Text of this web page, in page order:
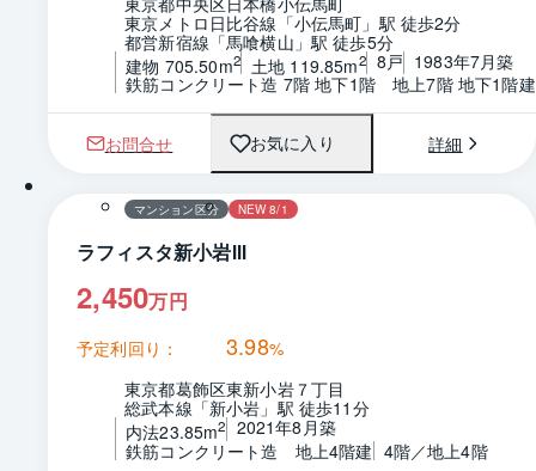
東京メトロ日比谷線「小伝馬町」駅 徒歩2分
都営新宿線「馬喰横山」駅 徒歩5分
建物 705.50m2 土地 119.85m2 8戸 1983年7月築
鉄筋コンクリート造 7階 地下1階　地上7階 地下1階建
お問合せ お気に入り 詳細
1 / 0 間取り
マンション区分 NEW 8/1
ラフィスタ新小岩Ⅲ
2,450万円
予定利回り： 3.98%
東京都葛飾区東新小岩７丁目
総武本線「新小岩」駅 徒歩11分
内法23.85m2
2021年8月築
鉄筋コンクリート造　地上4階建 4階／地上4階